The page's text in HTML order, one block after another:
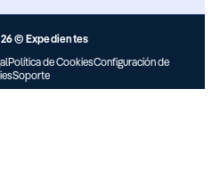
© Expedientes
Política de CookiesConfiguración de
Soporte